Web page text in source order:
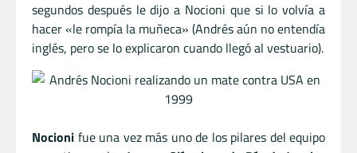
segundos después le dijo a Nocioni que si lo volvía a
hacer «le rompía la muñeca» (Andrés aún no entendía
inglés, pero se lo explicaron cuando llegó al vestuario).
Nocioni fue una vez más uno de los pilares del equipo